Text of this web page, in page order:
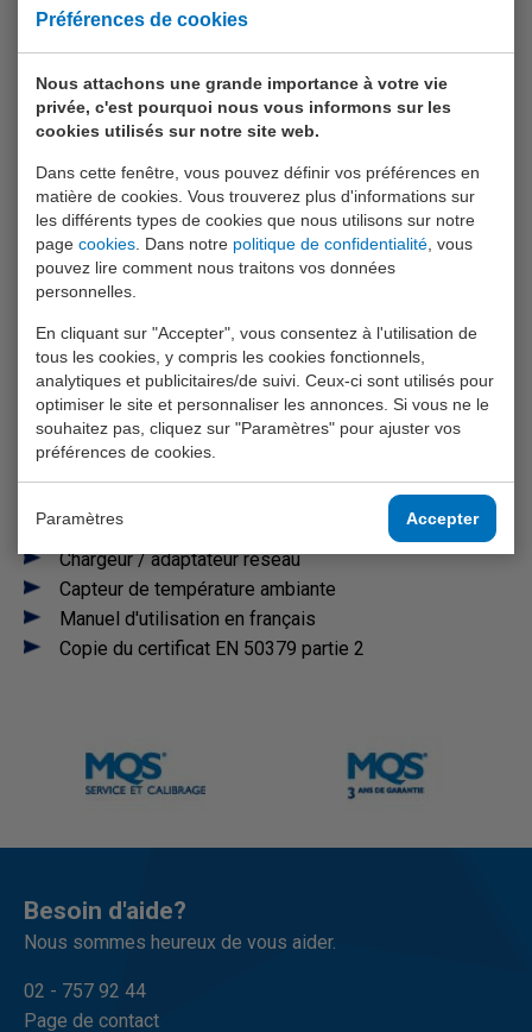
Préférences de cookies
Nous attachons une grande importance à votre vie
privée, c'est pourquoi nous vous informons sur les
cookies utilisés sur notre site web.
Dans cette fenêtre, vous pouvez définir vos préférences en
matière de cookies. Vous trouverez plus d'informations sur
les différents types de cookies que nous utilisons sur notre
page cookies . Dans notre politique de confidentialité , vous
pouvez lire comment nous traitons vos données
personnelles.
En cliquant sur "Accepter", vous consentez à l'utilisation de
tous les cookies, y compris les cookies fonctionnels,
analytiques et publicitaires/de suivi. Ceux-ci sont utilisés pour
optimiser le site et personnaliser les annonces. Si vous ne le
souhaitez pas, cliquez sur "Paramètres" pour ajuster vos
préférences de cookies.
Paramètres Accepter
horodatage peuvent être stockés. Au total, il y a donc
Compatible avec CAPBs
Vous pouvez utiliser lesCAPBspour ajouter des
mesure de pression (différentielle) peut être ajoutée au
rapport de mesure en utilisant un module CAPBs Sens de
la série PS en option.
Information produit
Accessoires inclus
Mallette de transport en plastique
Sonde gaz de combustion 170 mm avec tuyau
Étui de protection en caoutchouc avec aimants
Chargeur / adaptateur réseau
Capteur de température ambiante
Manuel d'utilisation en français
Copie du certificat EN 50379 partie 2
Besoin d'aide?
Nous sommes heureux de vous aider.
02 - 757 92 44
Page de contact